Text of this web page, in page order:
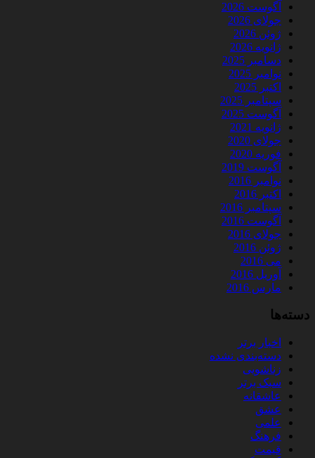
آگوست 2026
جولای 2026
ژوئن 2026
ژانویه 2026
دسامبر 2025
نوامبر 2025
اکتبر 2025
سپتامبر 2025
آگوست 2025
ژانویه 2021
جولای 2020
فوریه 2020
آگوست 2019
نوامبر 2016
اکتبر 2016
سپتامبر 2016
آگوست 2016
جولای 2016
ژوئن 2016
می 2016
آوریل 2016
مارس 2016
دسته‌ها
اخبار برتر
دسته‌بندی نشده
زناشویی
سبک برتر
عاشقانه
عشق
علمی
فرهنگ
قیمت